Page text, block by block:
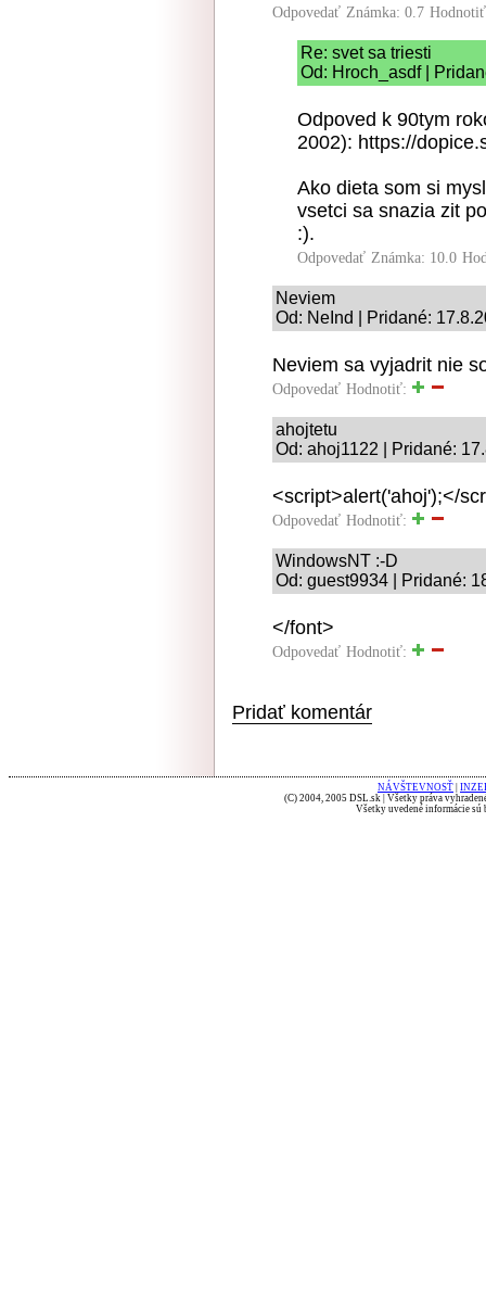
Odpovedať Známka: 0.7
Re: svet sa triesti
Od: Hroch_asdf |
Odpoved k 90tym
2002): https://
Ako dieta som si
vsetci sa snazia zit
:).
Odpovedať Známka: 10.0
Neviem
Od: NeInd | Pridané:
Neviem sa vyjadrit nie
Odpovedať Hodnotiť:
ahojtetu
Od: ahoj1122 | Pridané:
<script>alert('ahoj');</
Odpovedať Hodnotiť:
WindowsNT :-D
Od: guest9934 | Pridané:
</font>
Odpovedať Hodnotiť:
Pridať komentár
NÁVŠTEVNOSŤ
(C) 2004, 2005 DSL.sk | Všetky práva
Všetky uvedené informácie sú